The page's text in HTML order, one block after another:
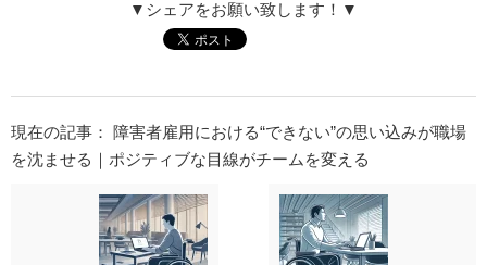
▼シェアをお願い致します！▼
現在の記事： 障害者雇用における“できない”の思い込みが職場
を沈ませる｜ポジティブな目線がチームを変える